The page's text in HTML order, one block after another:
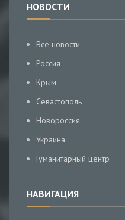
НОВОСТИ
Все новости
Россия
Крым
Севастополь
Новороссия
Украина
Гуманитарный центр
НАВИГАЦИЯ